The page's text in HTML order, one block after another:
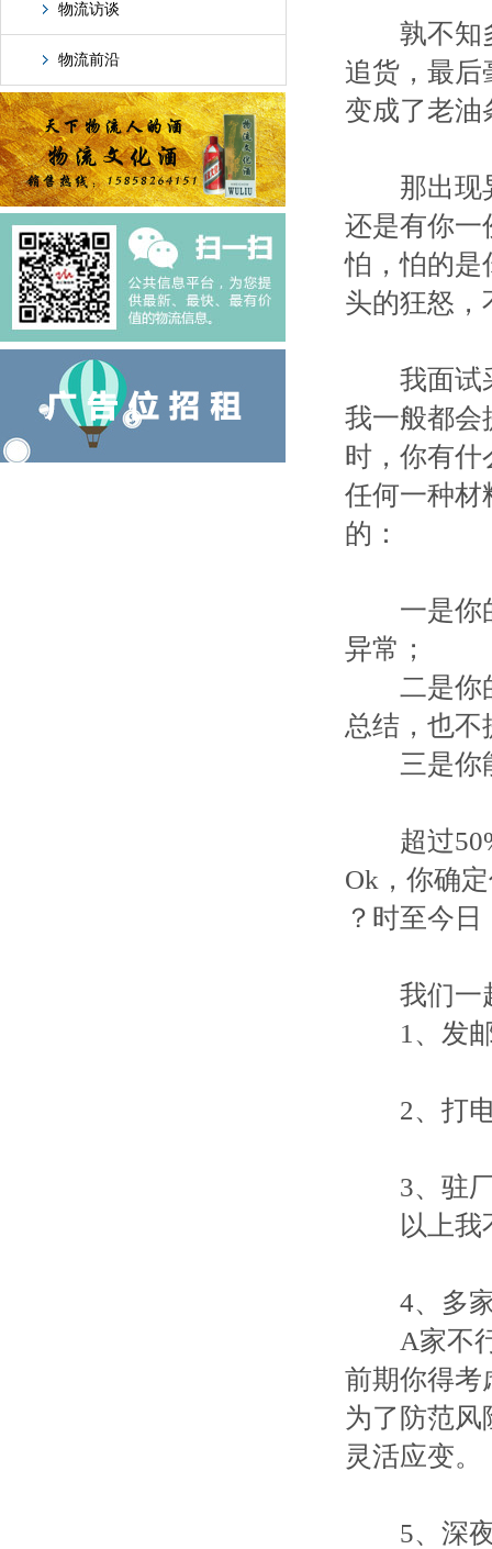
物流访谈
物流前沿
孰不知多
追货，最后
变成了老油
那出现异
还是有你一
怕，怕的是
头的狂怒，
我面试采
我一般都会
时，你有
任何一种材
的：
一是你的
异常；
二是你的
总结，也不
三是你能
超过50%
Ok，你确
？时至今
我们一起
1、发
2、打
3、驻厂
以上我不
4、多家
A家不行
前期你得考
为了防范
灵活应变。
5、深夜